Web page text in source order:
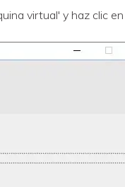
virtual' y haz clic